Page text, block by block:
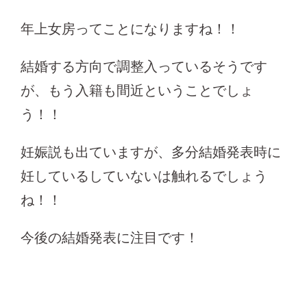
年上女房ってことになりますね！！
結婚する方向で調整入っているそうです
が、もう入籍も間近ということでしょ
う！！
妊娠説も出ていますが、多分結婚発表時に
妊しているしていないは触れるでしょう
ね！！
今後の結婚発表に注目です！